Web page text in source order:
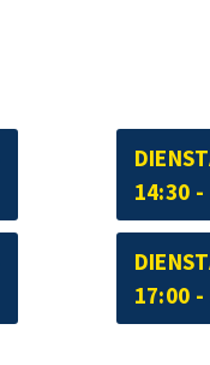
14:30 -
17:00 -